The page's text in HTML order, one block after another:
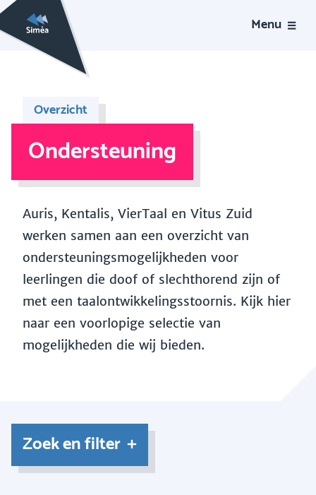
Menu
Overzicht
Ondersteuning
Auris, Kentalis, VierTaal en Vitus Zuid
werken samen aan een overzicht van
ondersteuningsmogelijkheden voor
leerlingen die doof of slechthorend zijn of
met een taalontwikkelingsstoornis. Kijk hier
naar een voorlopige selectie van
mogelijkheden die wij bieden.
Zoek en filter